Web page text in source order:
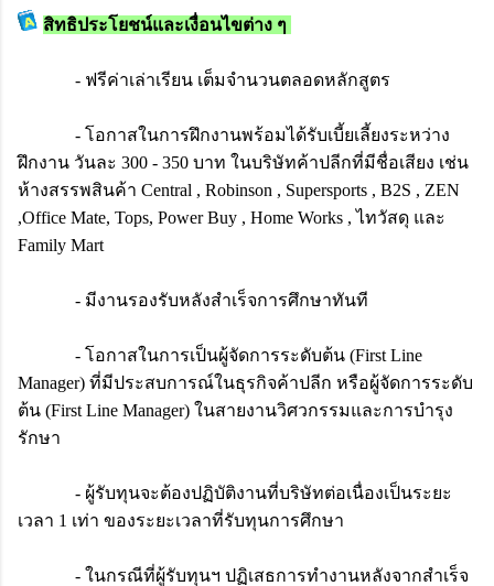
สิทธิประโยชน์และเงื่อนไขต่าง ๆ
- ฟรีค่าเล่าเรียน เต็มจำนวนตลอดหลักสูตร
- โอกาสในการฝึกงานพร้อมได้รับเบี้ยเลี้ยงระหว่าง
ฝึกงาน วันละ 300 - 350 บาท ในบริษัทค้าปลีกที่มีชื่อเสียง เช่น
ห้างสรรพสินค้า Central , Robinson , Supersports , B2S , ZEN
,Office Mate, Tops, Power Buy , Home Works , ไทวัสดุ และ
Family Mart
- มีงานรองรับหลังสำเร็จการศึกษาทันที
- โอกาสในการเป็นผู้จัดการระดับต้น (First Line
Manager) ที่มีประสบการณ์ในธุรกิจค้าปลีก หรือผู้จัดการระดับ
ต้น (First Line Manager) ในสายงานวิศวกรรมและการบำรุง
รักษา
- ผู้รับทุนจะต้องปฏิบัติงานที่บริษัทต่อเนื่องเป็นระยะ
เวลา 1 เท่า ของระยะเวลาที่รับทุนการศึกษา
- ในกรณีที่ผู้รับทุนฯ ปฏิเสธการทำงานหลังจากสำเร็จ